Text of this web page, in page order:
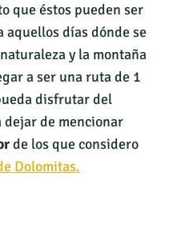
que éstos pueden ser
aquellos días dónde se
y la montaña
a ser una ruta de 1
disfrutar del
dejar de mencionar
de los que considero
Dolomitas.